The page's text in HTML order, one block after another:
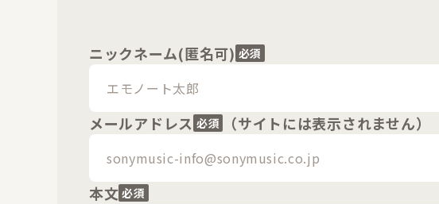
ニックネーム(匿名可) 必須
メールアドレス 必須 （サイトには表示されません）
本文 必須